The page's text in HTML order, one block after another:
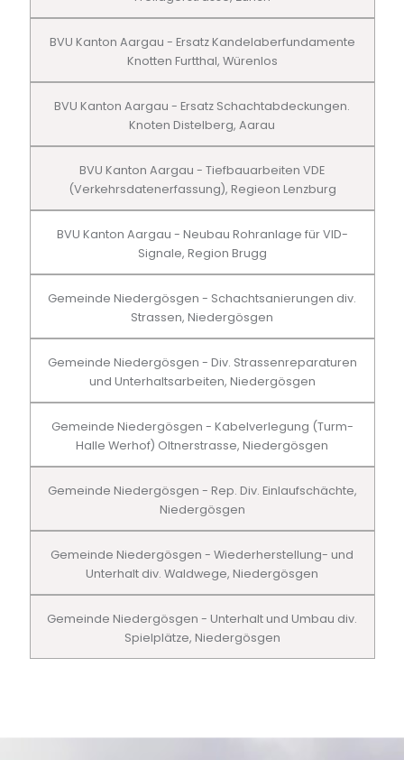
BVU Kanton Aargau - Ersatz Kandelaberfundamente
Knotten Furtthal, Würenlos
BVU Kanton Aargau - Ersatz Schachtabdeckungen.
Knoten Distelberg, Aarau
BVU Kanton Aargau - Tiefbauarbeiten VDE
(Verkehrsdatenerfassung), Regieon Lenzburg
BVU Kanton Aargau - Neubau Rohranlage für VID-
Signale, Region Brugg
Gemeinde Niedergösgen - Schachtsanierungen div.
Strassen, Niedergösgen
Gemeinde Niedergösgen - Div. Strassenreparaturen
und Unterhaltsarbeiten, Niedergösgen
Gemeinde Niedergösgen - Kabelverlegung (Turm-
Halle Werhof) Oltnerstrasse, Niedergösgen
Gemeinde Niedergösgen - Rep. Div. Einlaufschächte,
Niedergösgen
Gemeinde Niedergösgen - Wiederherstellung- und
Unterhalt div. Waldwege, Niedergösgen
Gemeinde Niedergösgen - Unterhalt und Umbau div.
Spielplätze, Niedergösgen